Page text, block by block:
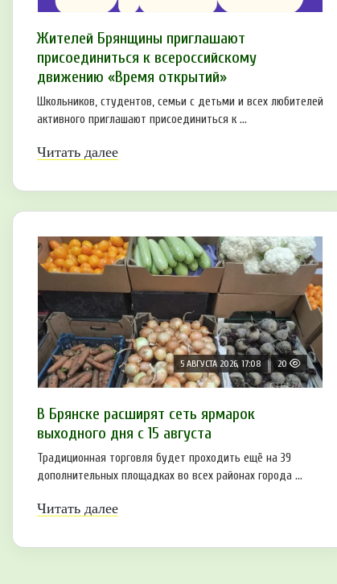
Жителей Брянщины приглашают
присоединиться к всероссийскому
движению «Время открытий»
Школьников, студентов, семьи с детьми и всех любителей
активного приглашают присоединиться к ...
Читать далее
5 АВГУСТА 2026, 17:08 20
В Брянске расширят сеть ярмарок
выходного дня с 15 августа
Традиционная торговля будет проходить ещё на 39
дополнительных площадках во всех районах города ...
Читать далее